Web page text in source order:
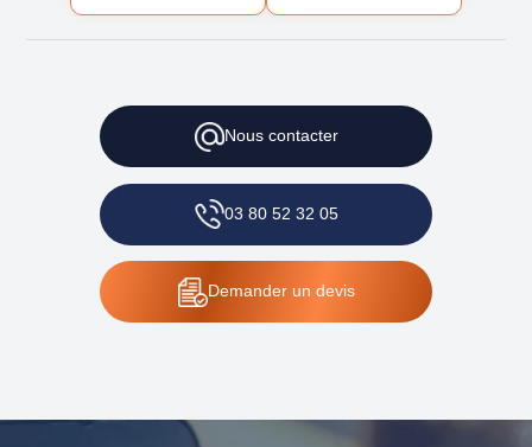
Nouscontacter
03 80 52 32 05
Demanderun devis